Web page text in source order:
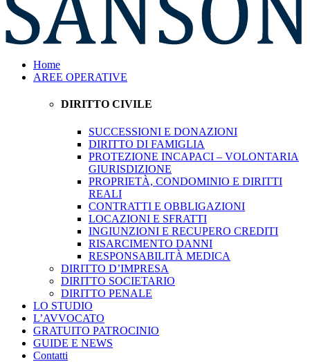
Home
AREE OPERATIVE
DIRITTO CIVILE
SUCCESSIONI E DONAZIONI
DIRITTO DI FAMIGLIA
PROTEZIONE INCAPACI – VOLONTARIA
GIURISDIZIONE
PROPRIETÀ, CONDOMINIO E DIRITTI
REALI
CONTRATTI E OBBLIGAZIONI
LOCAZIONI E SFRATTI
INGIUNZIONI E RECUPERO CREDITI
RISARCIMENTO DANNI
RESPONSABILITÀ MEDICA
DIRITTO D’IMPRESA
DIRITTO SOCIETARIO
DIRITTO PENALE
LO STUDIO
L’AVVOCATO
GRATUITO PATROCINIO
GUIDE E NEWS
Contatti